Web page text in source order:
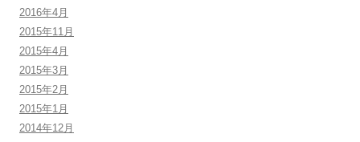
2016年4月
2015年11月
2015年4月
2015年3月
2015年2月
2015年1月
2014年12月